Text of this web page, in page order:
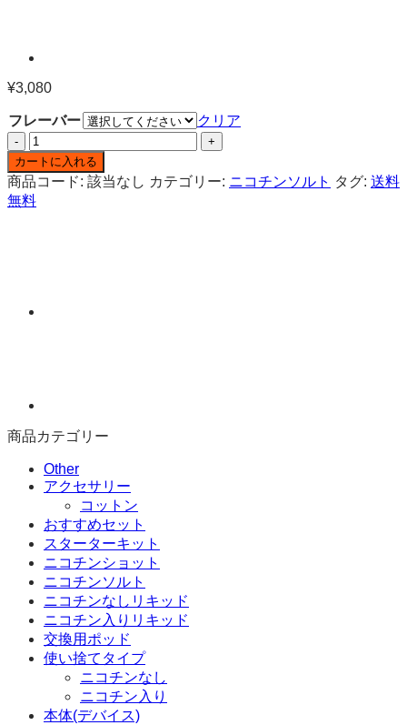
¥3,080
フレーバー
クリア
ヨ
ー
グ
ル
コ
ト
リ
キ
ッ
ド
30ml
カートに入れる
商品コード: 該当なし カテゴリー: ニコチンソルト タグ: 送料
無料
商品カテゴリー
Other
アクセサリー
コットン
おすすめセット
スターターキット
ニコチンショット
ニコチンソルト
ニコチンなしリキッド
ニコチン入りリキッド
交換用ポッド
使い捨てタイプ
ニコチンなし
ニコチン入り
本体(デバイス)